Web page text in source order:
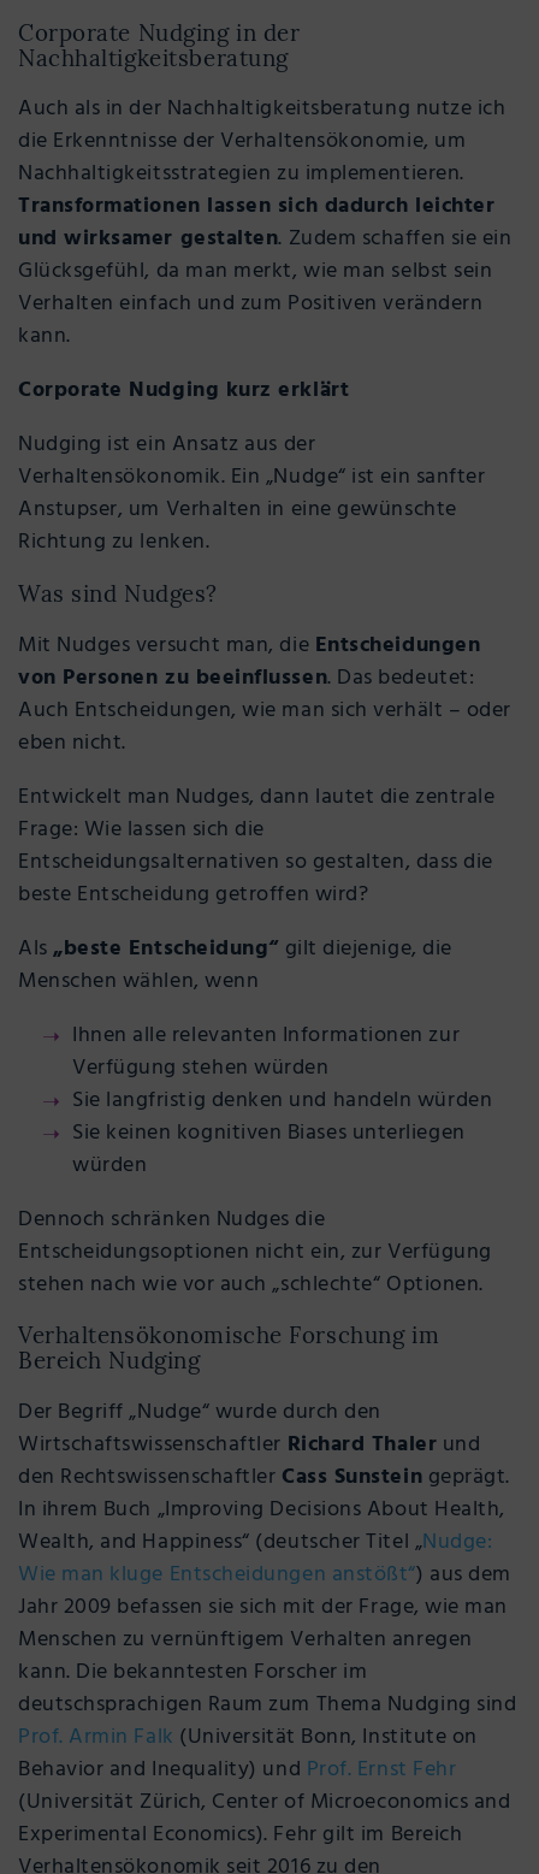
Corporate Nudging in der
Nachhaltigkeitsberatung
Auch als in der Nachhaltigkeitsberatung nutze ich
die Erkenntnisse der Verhaltensökonomie, um
Nachhaltigkeitsstrategien zu implementieren.
Transformationen lassen sich dadurch leichter
und wirksamer gestalten. Zudem schaffen sie ein
Glücksgefühl, da man merkt, wie man selbst sein
Verhalten einfach und zum Positiven verändern
kann.
Corporate Nudging kurz erklärt
Nudging ist ein Ansatz aus der
Verhaltensökonomik. Ein „Nudge“ ist ein sanfter
Anstupser, um Verhalten in eine gewünschte
Richtung zu lenken.
Was sind Nudges?
Mit Nudges versucht man, die Entscheidungen
von Personen zu beeinflussen. Das bedeutet:
Auch Entscheidungen, wie man sich verhält – oder
eben nicht.
Entwickelt man Nudges, dann lautet die zentrale
Frage: Wie lassen sich die
Entscheidungsalternativen so gestalten, dass die
beste Entscheidung getroffen wird?
Als„beste Entscheidung“ gilt diejenige, die
Menschen wählen, wenn
Ihnen alle relevanten Informationen zur
Verfügung stehen würden
Sie langfristig denken und handeln würden
Sie keinen kognitiven Biases unterliegen
würden
Dennoch schränken Nudges die
Entscheidungsoptionen nicht ein, zur Verfügung
stehen nach wie vor auch „schlechte“ Optionen.
Verhaltensökonomische Forschung im
Bereich Nudging
Der Begriff „Nudge“ wurde durch den
Wirtschaftswissenschaftler Richard Thaler und
den Rechtswissenschaftler Cass Sunstein geprägt.
In ihrem Buch „Improving Decisions About Health,
Wealth, and Happiness“ (deutscher Titel „Nudge:
Wie man kluge Entscheidungen anstößt“) aus dem
Jahr 2009 befassen sie sich mit der Frage, wie man
Menschen zu vernünftigem Verhalten anregen
kann. Die bekanntesten Forscher im
deutschsprachigen Raum zum Thema Nudging sind
Prof. Armin Falk (Universität Bonn, Institute on
Behavior and Inequality) und Prof. Ernst Fehr
(Universität Zürich, Center of Microeconomics and
Experimental Economics). Fehr gilt im Bereich